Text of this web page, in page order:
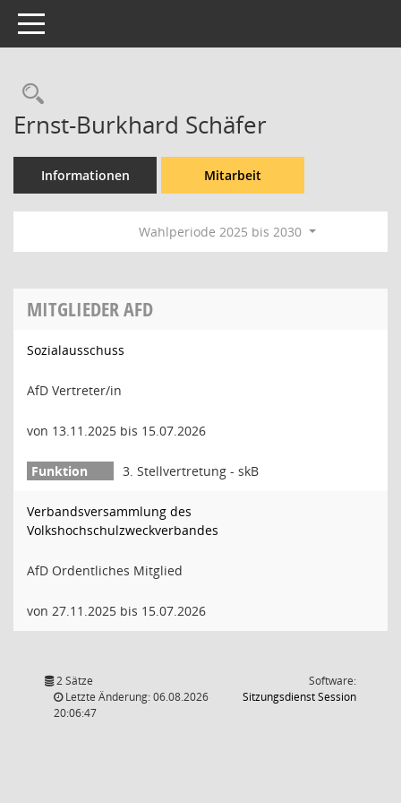
Toggle navigation
Rechercheauswahl
Ernst-Burkhard Schäfer
Informationen Mitarbeit
Wahlperiode 2025 bis 2030
MITGLIEDER AFD
Sozialausschuss
AfD Vertreter/in
von 13.11.2025 bis 15.07.2026
3. Stellvertretung - skB
Verbandsversammlung des
Volkshochschulzweckverbandes
AfD Ordentliches Mitglied
von 27.11.2025 bis 15.07.2026
2 Sätze
Letzte Änderung: 06.08.2026
20:06:47
Software:
SitzungsdienstSession(Wird in